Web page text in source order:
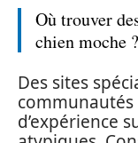
Où trouver
chien moche ?
Des sites
d’expérience